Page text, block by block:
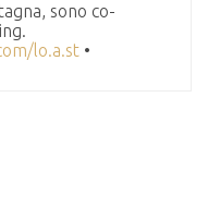
sono co-
lo.a.st •